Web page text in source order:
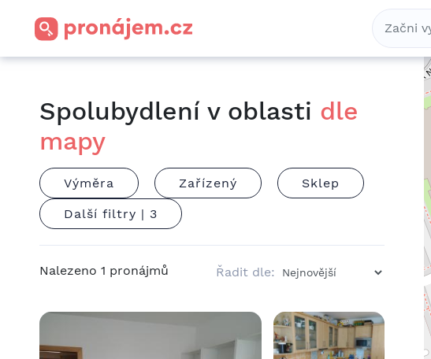
Spolubydlení v oblasti dle
mapy
Výměra Zařízený Sklep
Další filtry | 3
Nalezeno 1 pronájmů Řadit dle: